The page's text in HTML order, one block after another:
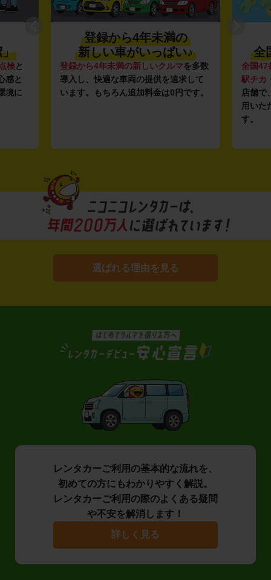
」
検と
感と
境に
登録から4年未満の
新しい車がいっぱい♪
登録から4年未満の新しいクルマを多数
導入し、快適な車両の提供を追求して
います。もちろん追加料金は0円です。
全
全国47
駅チカ
店舗で
用いた
す。
選ばれる理由を見る
レンタカーご利用の基本的な流れを、
初めての方にもわかりやすく解説。
レンタカーご利用の際のよくある疑問
や不安を解消します！
詳しく見る